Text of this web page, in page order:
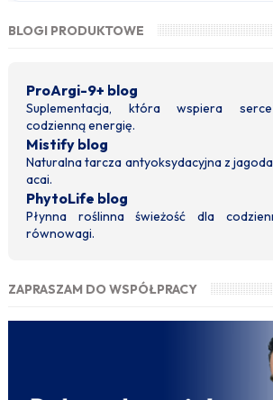
BLOGI PRODUKTOWE
ProArgi-9+ blog
Suplementacja, która wspiera
codzienną energię.
Mistify blog
Naturalna tarcza antyoksydacyjna z
acai.
PhytoLife blog
Płynna roślinna świeżość dla
równowagi.
ZAPRASZAM DO WSPÓŁPRACY